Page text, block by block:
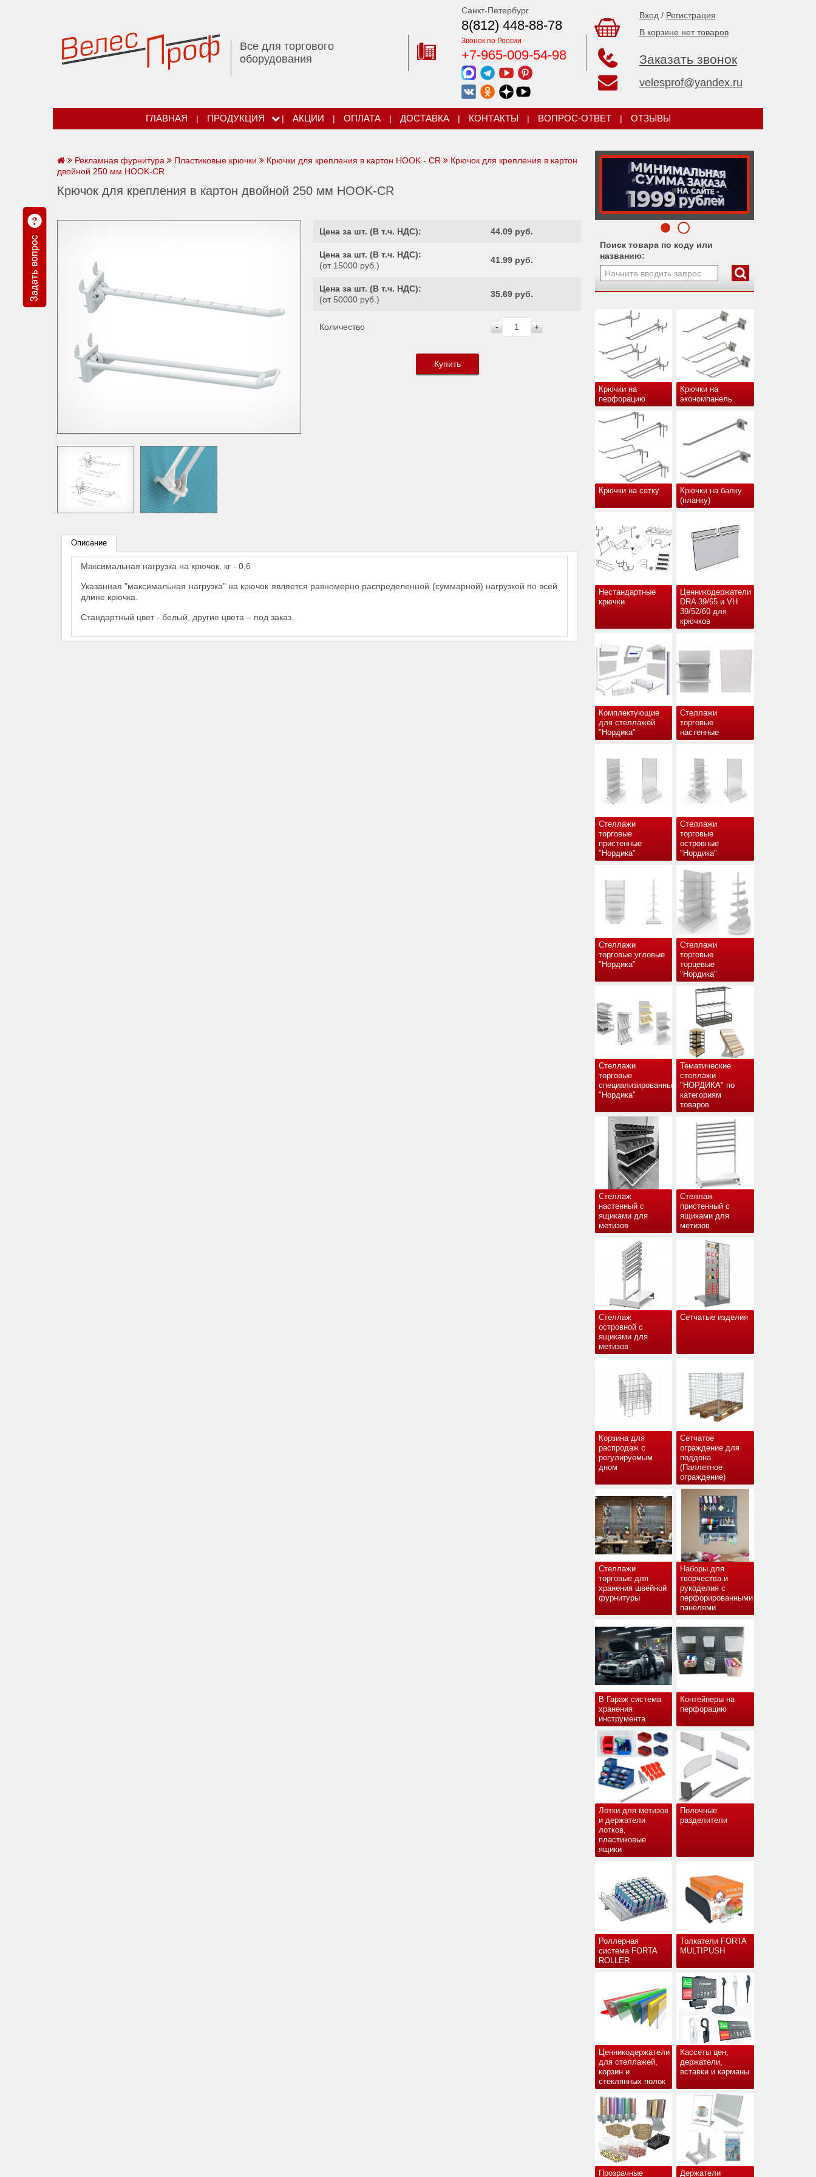
Все для торгового
оборудования
Санкт-Петербург
8(812) 448-88-78
Звонок по России
+7-965-009-54-98
Вход / Регистрация
В корзине нет товаров
Заказать звонок
velesprof@yandex.ru
ГЛАВНАЯ | ПРОДУКЦИЯ | АКЦИИ | ОПЛАТА | ДОСТАВКА | КОНТАКТЫ | ВОПРОС-ОТВЕТ | ОТЗЫВЫ
Поиск товара по коду или
названию:
Крючки на
перфорацию
Крючки на
экономпанель
Крючки на сетку
Крючки на балку
(планку)
Нестандартные
крючки
Ценникодержатели
DRA 39/65 и VH
39/52/60 для
крючков
Комплектующие
для стеллажей
"Нордика"
Стеллажи
торговые
настенные
Стеллажи
торговые
пристенные
"Нордика"
Стеллажи
торговые
островные
"Нордика"
Стеллажи
торговые угловые
"Нордика"
Стеллажи
торговые
торцевые
"Нордика"
Стеллажи
торговые
специализированные
"Нордика"
Тематические
стеллажи
"НОРДИКА" по
категориям
товаров
Стеллаж
настенный с
ящиками для
метизов
Стеллаж
пристенный с
ящиками для
метизов
Стеллаж
островной с
ящиками для
метизов
Сетчатые изделия
Корзина для
распродаж с
регулируемым
дном
Сетчатое
ограждение для
поддона
(Паллетное
ограждение)
Стеллажи
торговые для
хранения швейной
фурнитуры
Наборы для
творчества и
рукоделия с
перфорированными
панелями
В Гараж система
хранения
инструмента
Контейнеры на
перфорацию
Лотки для метизов
и держатели
лотков,
пластиковые
ящики
Полочные
разделители
Роллерная
система FORTA
ROLLER
Толкатели FORTA
MULTIPUSH
Ценникодержатели
для стеллажей,
корзин и
стеклянных полок
Кассеты цен,
держатели,
вставки и карманы
Прозрачные Держатели
Рекламная фурнитура Пластиковые крючки Крючки для крепления в картон HOOK - CR
Крючок для крепления в картон
двойной 250 мм HOOK-CR
Крючок для крепления в картон двойной 250 мм HOOK-CR
Цена за шт. (В т.ч. НДС): 44.09 руб.
Цена за шт. (В т.ч. НДС):
(от 15000 руб.)
41.99 руб.
Цена за шт. (В т.ч. НДС):
(от 50000 руб.)
35.69 руб.
Количество - +
Купить
Описание
Максимальная нагрузка на крючок, кг - 0,6
Указанная "максимальная нагрузка" на крючок является равномерно распределенной (суммарной) нагрузкой по всей
длине крючка.
Стандартный цвет - белый, другие цвета – под заказ.